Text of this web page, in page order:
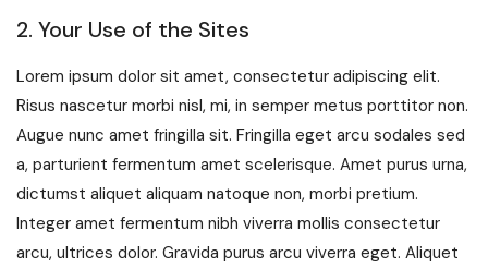
2. Your Use of the Sites
Lorem ipsum dolor sit amet, consectetur adipiscing elit.
Risus nascetur morbi nisl, mi, in semper metus porttitor non.
Augue nunc amet fringilla sit. Fringilla eget arcu sodales sed
a, parturient fermentum amet scelerisque. Amet purus urna,
dictumst aliquet aliquam natoque non, morbi pretium.
Integer amet fermentum nibh viverra mollis consectetur
arcu, ultrices dolor. Gravida purus arcu viverra eget. Aliquet